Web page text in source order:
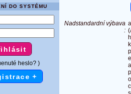
DO SYSTÉMU
heslo? )
+
Nadstandardní výbava
: